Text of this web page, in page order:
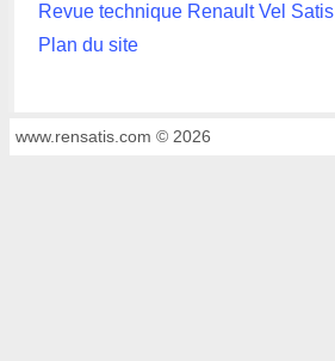
Revue technique Renault Vel Satis
Plan du site
www.rensatis.com © 2026